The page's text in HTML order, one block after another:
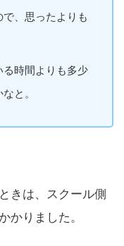
、思ったよりも
時間よりも多少
と。
きは、スクール側
かりました。